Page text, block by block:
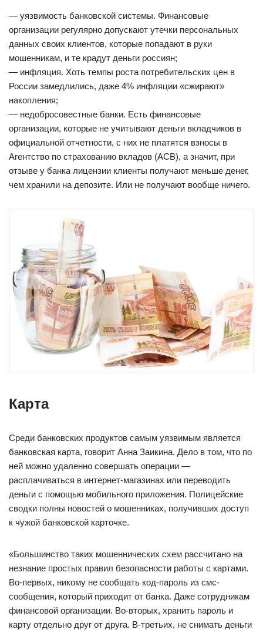
— уязвимость банковской системы. Финансовые
организации регулярно допускают утечки персональных
данных своих клиентов, которые попадают в руки
мошенникам, и те крадут деньги россиян;
— инфляция. Хоть темпы роста потребительских цен в
России замедлились, даже 4% инфляции «сжирают»
накопления;
— недобросовестные банки. Есть финансовые
организации, которые не учитывают деньги вкладчиков в
официальной отчетности, с них не платятся взносы в
Агентство по страхованию вкладов (АСВ), а значит, при
отзыве у банка лицензии клиенты получают меньше денег,
чем хранили на депозите. Или не получают вообще ничего.
Карта
Среди банковских продуктов самым уязвимым является
банковская карта, говорит Анна Заикина. Дело в том, что по
ней можно удаленно совершать операции —
расплачиваться в интернет-магазинах или переводить
деньги с помощью мобильного приложения. Полицейские
сводки полны новостей о мошенниках, получивших доступ
к чужой банковской карточке.
«Большинство таких мошеннических схем рассчитано на
незнание простых правил безопасности работы с картами.
Во-первых, никому не сообщать код-пароль из смс-
сообщения, который приходит от банка. Даже сотрудникам
финансовой организации. Во-вторых, хранить пароль и
карту отдельно друг от друга. В-третьих, не снимать деньги